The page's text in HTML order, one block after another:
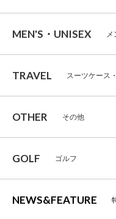
MEN'S・UNISEX
TRAVEL スーツケース
OTHER その他
GOLF ゴルフ
NEWS&FEATURE